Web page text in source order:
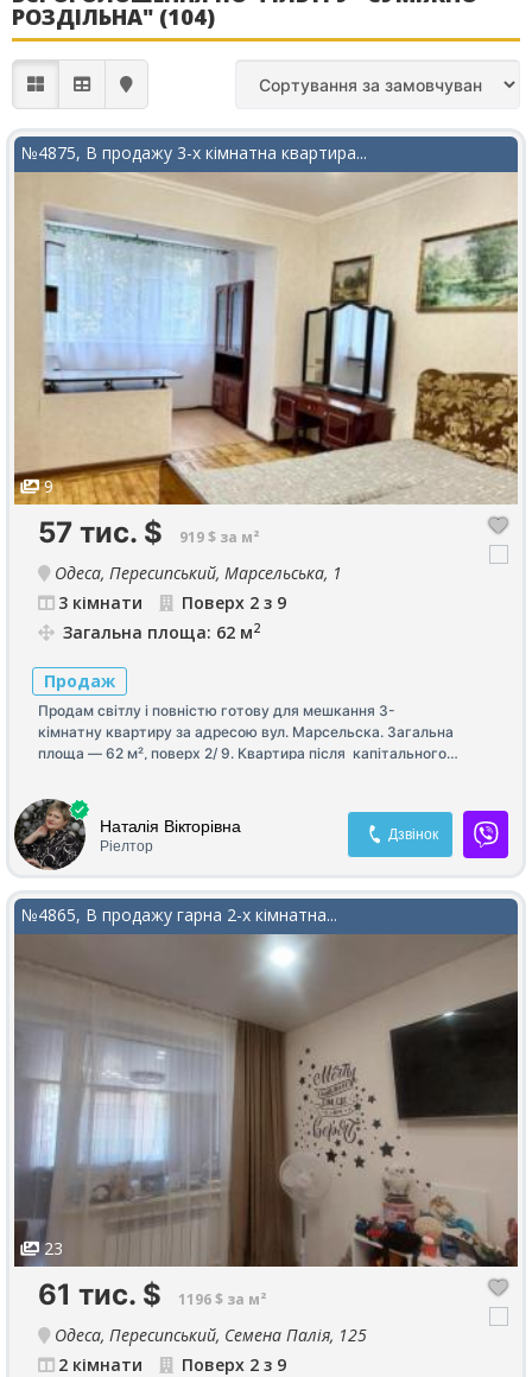
РОЗДІЛЬНА" (104)
№4875, В продажу 3-х кімнатна квартира...
9
57 тис. $ 919 $ за м²
Одеса, Пересипський, Марсельська, 1
3 кімнати
Поверх 2 з 9
Загальна площа: 62 м2
Продаж
Продам світлу і повністю готову для мешкання 3-
кімнатну квартиру за адресою вул. Марсельска. Загальна
площа — 62 м², поверх 2/ 9. Квартира після капітального
кладова для збереження речей. По всій
квартирі натуральний паркет. Всн залишається.
Наталія Вікторівна
Ріелтор
Дзвінок
№4865, В продажу гарна 2-х кімнатна...
23
61 тис. $ 1196 $ за м²
Одеса, Пересипський, Семена Палія, 125
2 кімнати
Поверх 2 з 9